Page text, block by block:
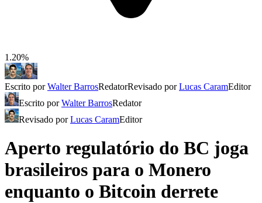
1.20%
Escrito porWalter BarrosRedatorRevisado porLucas CaramEditor
Escrito porWalter BarrosRedator
Revisado porLucas CaramEditor
Aperto regulatório do BC joga
brasileiros para o Monero
enquanto o Bitcoin derrete